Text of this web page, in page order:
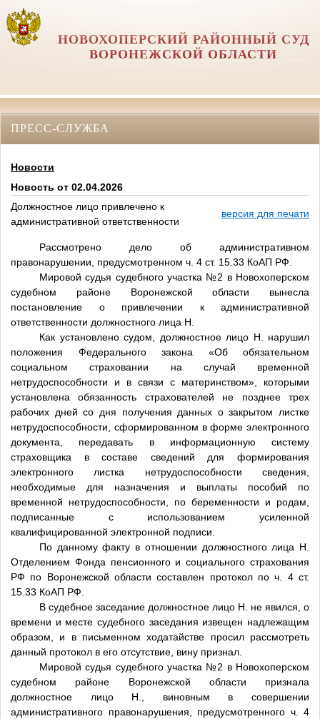
НОВОХОПЕРСКИЙ РАЙОННЫЙ СУД
ВОРОНЕЖСКОЙ ОБЛАСТИ
ПРЕСС-СЛУЖБА
Новости
Новость от 02.04.2026
Должностное лицо привлечено к
административной ответственности
версия для печати
Рассмотрено дело об административном
правонарушении, предусмотренном ч. 4 ст. 15.33 КоАП РФ.
Мировой судья судебного участка №2 в Новохоперском
судебном районе Воронежской области вынесла
постановление о привлечении к административной
ответственности должностного лица Н.
Как установлено судом, должностное лицо Н. нарушил
положения Федерального закона «Об обязательном
социальном страховании на случай временной
нетрудоспособности и в связи с материнством», которыми
установлена обязанность страхователей не позднее трех
рабочих дней со дня получения данных о закрытом листке
нетрудоспособности, сформированном в форме электронного
документа, передавать в информационную систему
страховщика в составе сведений для формирования
электронного листка нетрудоспособности сведения,
необходимые для назначения и выплаты пособий по
временной нетрудоспособности, по беременности и родам,
подписанные с использованием усиленной
квалифицированной электронной подписи.
По данному факту в отношении должностного лица Н.
Отделением Фонда пенсионного и социального страхования
РФ по Воронежской области составлен протокол по ч. 4 ст.
15.33 КоАП РФ.
В судебное заседание должностное лицо Н. не явился, о
времени и месте судебного заседания извещен надлежащим
образом, и в письменном ходатайстве просил рассмотреть
данный протокол в его отсутствие, вину признал.
Мировой судья судебного участка №2 в Новохоперском
судебном районе Воронежской области признала
должностное лицо Н., виновным в совершении
административного правонарушения, предусмотренного ч. 4